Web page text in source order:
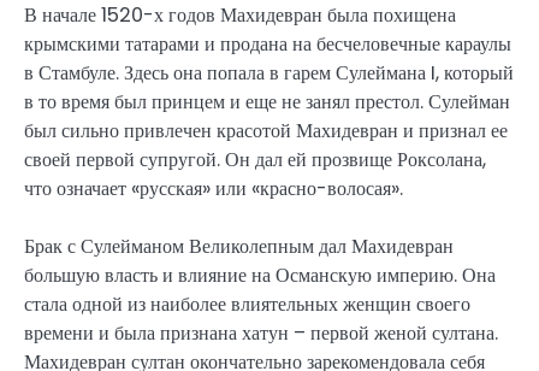
В начале 1520-х годов Махидевран была похищена
крымскими татарами и продана на бесчеловечные караулы
в Стамбуле. Здесь она попала в гарем Сулеймана I, который
в то время был принцем и еще не занял престол. Сулейман
был сильно привлечен красотой Махидевран и признал ее
своей первой супругой. Он дал ей прозвище Роксолана,
что означает «русская» или «красно-волосая».
Брак с Сулейманом Великолепным дал Махидевран
большую власть и влияние на Османскую империю. Она
стала одной из наиболее влиятельных женщин своего
времени и была признана хатун – первой женой султана.
Махидевран султан окончательно зарекомендовала себя